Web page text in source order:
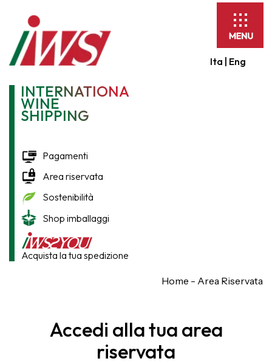
Ita | Eng
INTERNATIONAL
WINE
SHIPPING
Pagamenti
Area riservata
Sostenibilità
Shop imballaggi
Acquista la tua spedizione
Espandi
barra
di
Home - Area Riservata
Accedi alla tua area
riservata